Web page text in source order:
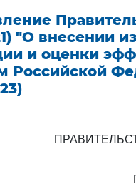
"О внесении
и оценки
Российской